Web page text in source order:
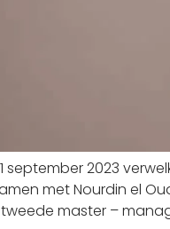
september 2023
met Nourdin el
master –